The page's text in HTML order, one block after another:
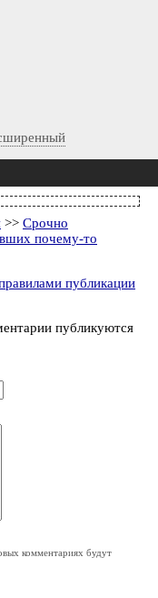
>> Срочно
почему-то
публикации
публикуются
комментариях будут